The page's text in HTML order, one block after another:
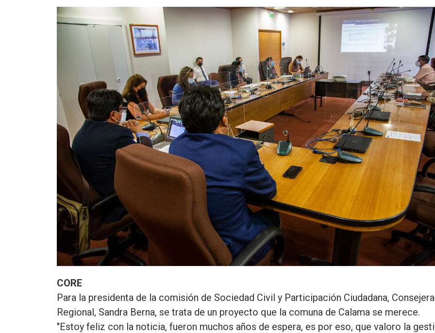
CORE
Para la presidenta de la comisión de Sociedad Civil y Participación Ciudadana, Consejera
Regional, Sandra Berna, se trata de un proyecto que la comuna de Calama se merece.
"Estoy feliz con la noticia, fueron muchos años de espera, es por eso, que valoro la